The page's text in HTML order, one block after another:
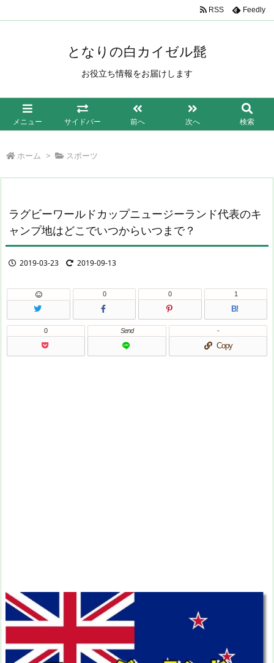
となりの白カイゼル髭
お役立ち情報をお届けします
メニュー サイドバー 前へ 次へ 検索
RSS Feedly
ホーム > スポーツ
ラグビーワールドカップニュージーランド代表のキ
ャンプ地はどこでいつからいつまで？
2019-03-23 2019-09-13
0 0
B!
1
0 Send
Copy
-